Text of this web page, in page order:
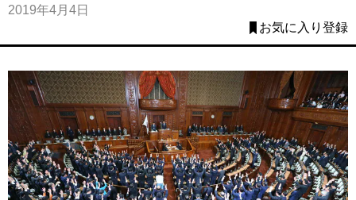
2019年4月4日
お気に入り登録